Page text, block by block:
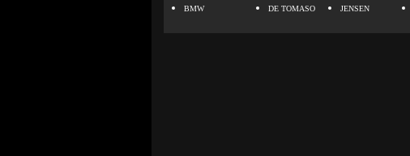
BMW
DE TOMASO
JENSEN